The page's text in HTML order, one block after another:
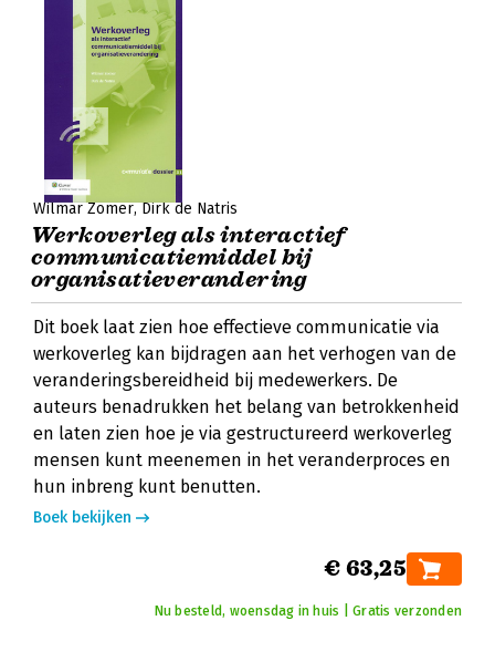
Wilmar Zomer Dirk de Natris
Werkoverleg als interactief
communicatiemiddel bij
organisatieverandering
Dit boek laat zien hoe effectieve communicatie via
werkoverleg kan bijdragen aan het verhogen van de
veranderingsbereidheid bij medewerkers. De
auteurs benadrukken het belang van betrokkenheid
en laten zien hoe je via gestructureerd werkoverleg
mensen kunt meenemen in het veranderproces en
hun inbreng kunt benutten.
Boek bekijken
€ 63,25
Nu besteld, woensdag in huis | Gratis verzonden